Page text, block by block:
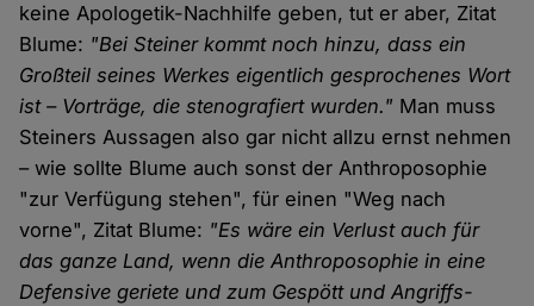
keine Apologetik-Nachhilfe geben, tut er aber, Zitat
Blume: "Bei Steiner kommt noch hinzu, dass ein
Großteil seines Werkes eigentlich gesprochenes Wort
ist – Vorträge, die stenografiert wurden." Man muss
Steiners Aussagen also gar nicht allzu ernst nehmen
– wie sollte Blume auch sonst der Anthroposophie
"zur Verfügung stehen", für einen "Weg nach
vorne", Zitat Blume: "Es wäre ein Verlust auch für
das ganze Land, wenn die Anthroposophie in eine
Defensive geriete und zum Gespött und Angriffs-